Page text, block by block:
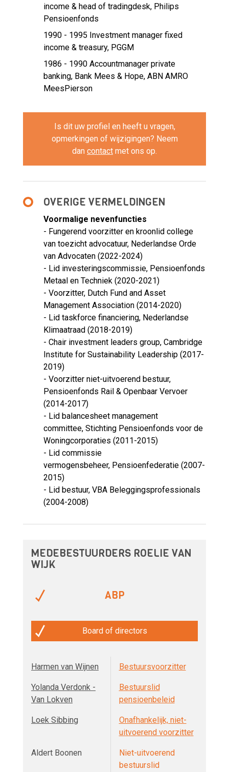
income & head of tradingdesk, Philips
Pensioenfonds
1990 - 1995 Investment manager fixed
income & treasury, PGGM
1986 - 1990 Accountmanager private
banking, Bank Mees & Hope, ABN AMRO
MeesPierson
Is dit uw profiel en heeft u vragen,
opmerkingen of wijzigingen? Neem
dan contact met ons op.
OVERIGE VERMELDINGEN
Voormalige nevenfuncties
- Fungerend voorzitter en kroonlid college
van toezicht advocatuur, Nederlandse Orde
van Advocaten (2022-2024)
- Lid investeringscommissie, Pensioenfonds
Metaal en Techniek (2020-2021)
- Voorzitter, Dutch Fund and Asset
Management Association (2014-2020)
- Lid taskforce financiering, Nederlandse
Klimaatraad (2018-2019)
- Chair investment leaders group, Cambridge
Institute for Sustainability Leadership (2017-
2019)
- Voorzitter niet-uitvoerend bestuur,
Pensioenfonds Rail & Openbaar Vervoer
(2014-2017)
- Lid balancesheet management
committee, Stichting Pensioenfonds voor de
Woningcorporaties (2011-2015)
- Lid commissie
vermogensbeheer, Pensioenfederatie (2007-
2015)
- Lid bestuur, VBA Beleggingsprofessionals
(2004-2008)
MEDEBESTUURDERS ROELIE VAN
WIJK
ABP
Board of directors
Harmen van Wijnen Bestuursvoorzitter
Yolanda Verdonk -
Van Lokven
Bestuurslid
pensioenbeleid
Loek Sibbing
Onafhankelijk, niet-
uitvoerend voorzitter
Aldert Boonen
Niet-uitvoerend
bestuurslid